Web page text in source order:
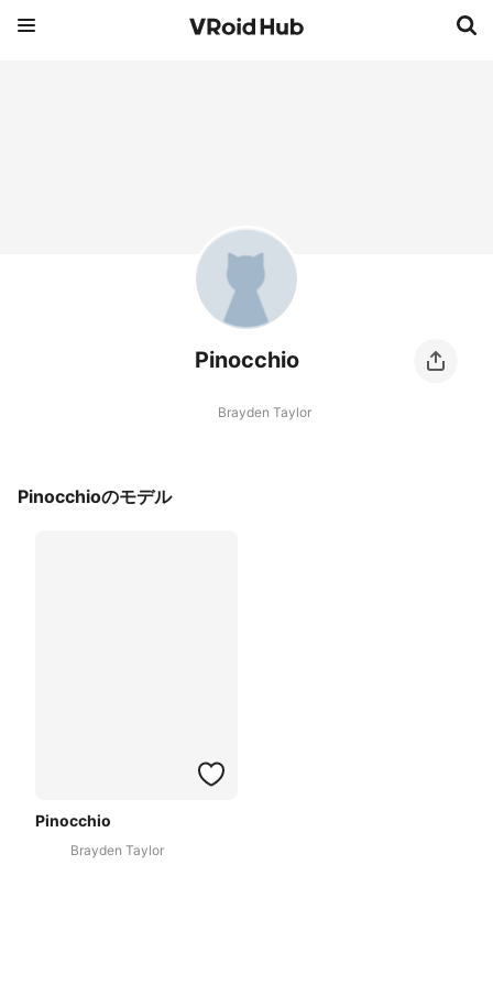
Pinocchio
Brayden Taylor
Pinocchioのモデル
Pinocchio
Brayden Taylor